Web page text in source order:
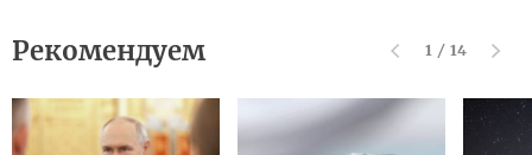
Рекомендуем 1 / 14